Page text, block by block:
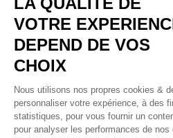
Foire Aux Questions
Livraison et retours
DEPUIS 1894